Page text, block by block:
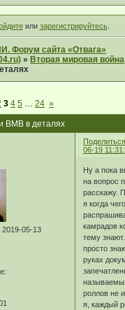
или зарегистрируйтесь.
Форум сайта «Отвага»
» Вторая мировая война
ВМВ в деталях
3 4 5 24 »
06-19
2019-05-13
Ну а пока
на вопрос
расскажу.
я когда
камрадов
тему
просто
руках
роллов не
я, каждый